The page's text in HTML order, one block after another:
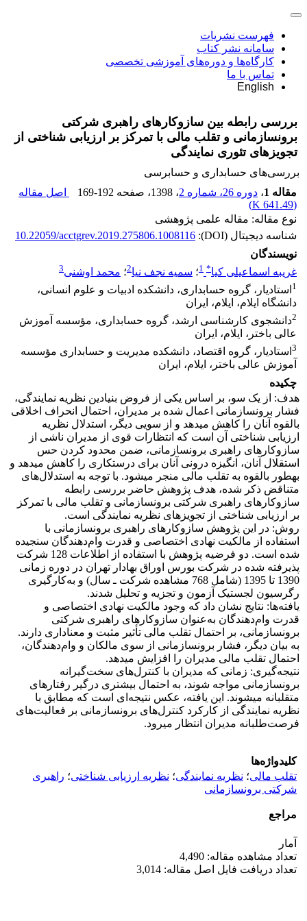
فهرست نشریات
سامانه نشر کتاب
کارگاه‌ها و دوره‌های آموزشی تخصصی
تماس با ما
English
بررسی رابطه بین سازوکارهای راهبری شرکتی
برون‎سازمانی و تقلب مالی با تمرکز بر ارزیابی شناختی از
تجویزهای تئوری نمایندگی
بررسی‏‌های حسابداری و حسابرسی
مقاله 1
، دوره 26، شماره 2 ، 1398 ، صفحه 169-192
اصل مقاله
(
641.49 K
)
نوع مقاله: مقاله علمی پژوهشی
شناسه دیجیتال (DOI):
10.22059/acctgrev.2019.275806.1008116
نویسندگان
غریبه اسماعیلی کیا*
1؛ سمیه نجف نیا2؛ محمد اوشنی3
1 استادیار، گروه حسابداری، دانشکده ادبیات و علوم انسانی،
دانشگاه ایلام، ایلام، ایران
2دانشجوی کارشناسی ارشد، گروه حسابداری، مؤسسه آموزش
عالی باختر، ایلام، ایران
3 استادیار، گروه اقتصاد، دانشکده مدیریت و حسابداری مؤسسه
آموزش عالی باختر، ایلام، ایران
چکیده
هدف: از یک سو، بر اساس یکی از فروض بنیادین نظریه نمایندگی،
فشار برون‎سازمانی اعمال شده بر مدیران، احتمال انحراف اخلاقی
بالقوه آنان را کاهش می‎دهد و از سویی دیگر، استدلال نظریه
ارزیابی شناختی آن است که انتظارات قوی از مدیران ناشی از
سازوکارهای راهبری برون‎سازمانی، ضمن محدود کردن حس
استقلال آنان، انگیزه درونی آنان برای درستکاری را کاهش می‎دهد و
به‎طور بالقوه به تقلب مالی منجر می‎شود. با توجه به استدلال‌های
متناقض ذکر شده، هدف پژوهش حاضر بررسی رابطه
سازوکارهای راهبری شرکتی برون‎سازمانی و تقلب مالی با تمرکز
بر ارزیابی شناختی از تجویزهای نظریه نمایندگی است.
روش: در این پژوهش سازوکارهای راهبری برون‎سازمانی با
استفاده از مالکیت نهادی اختصاصی و قدرت وام‌دهندگان سنجیده
شده است. دو فرضیه پژوهش با استفاده از اطلاعات 128 شرکت
پذیرفته شده در شرکت بورس اوراق بهادار تهران در دوره زمانی
1390 تا 1395 (شامل 768 مشاهده شرکت ـ سال) و به‌کارگیری
رگرسیون لجستیک آزمون و تجزیه و تحلیل شدند.
یافته‌ها: نتایج نشان داد که وجود مالکیت نهادی اختصاصی و
‌قدرت وام‌دهندگان به‌عنوان سازوکارهای راهبری شرکتی
برون‎سازمانی، بر احتمال تقلب مالی تأثیر مثبت و معناداری دارند.
به بیان دیگر، فشار برون‎سازمانی از سوی مالکان و وام‌دهندگان،
احتمال تقلب مالی مدیران را افزایش می‎دهد.
نتیجه‌گیری: زمانی که مدیران با کنترل‌های سخت‌گیرانه
برون‎سازمانی مواجه شوند، به احتمال بیشتری درگیر رفتارهای
متقلبانه می‎شوند. این یافته، عکس نتیجه‌ای است که مطابق با
نظریه نمایندگی از کارکرد کنترل‌های برون‎سازمانی بر فعالیت‌های
فرصت‌طلبانه مدیران انتظار می‎رود.
کلیدواژه‌ها
تقلب مالی؛ نظریه نمایندگی؛ نظریه ارزیابی شناختی؛ راهبری
شرکتی برون‎سازمانی
مراجع
آمار
تعداد مشاهده مقاله: 4,490
تعداد دریافت فایل اصل مقاله: 3,014